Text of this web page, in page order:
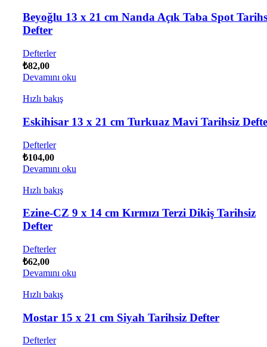
Beyoğlu 13 x 21 cm Nanda Açık Taba Spot
Defter
Defterler
₺82,00
Devamını oku
Hızlı bakış
Eskihisar 13 x 21 cm Turkuaz Mavi Tarihsiz
Defterler
₺104,00
Devamını oku
Hızlı bakış
Ezine-CZ 9 x 14 cm Kırmızı Terzi Dikiş Tarihsiz
Defter
Defterler
₺62,00
Devamını oku
Hızlı bakış
Mostar 15 x 21 cm Siyah Tarihsiz Defter
Defterler